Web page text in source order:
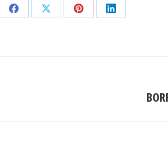
Share
Share
Share
Share